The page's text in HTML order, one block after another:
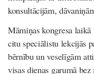
konsultācijām,
Māmiņas kongresa
citu speciālistu lekcijās
bērnību un veselīgām
visas dienas garumā